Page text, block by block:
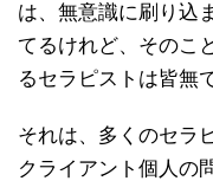
は、無意識に刷り込
てるけれど、そのこ
るセラピストは皆無
それは、多くのセラ
クライアント個人の